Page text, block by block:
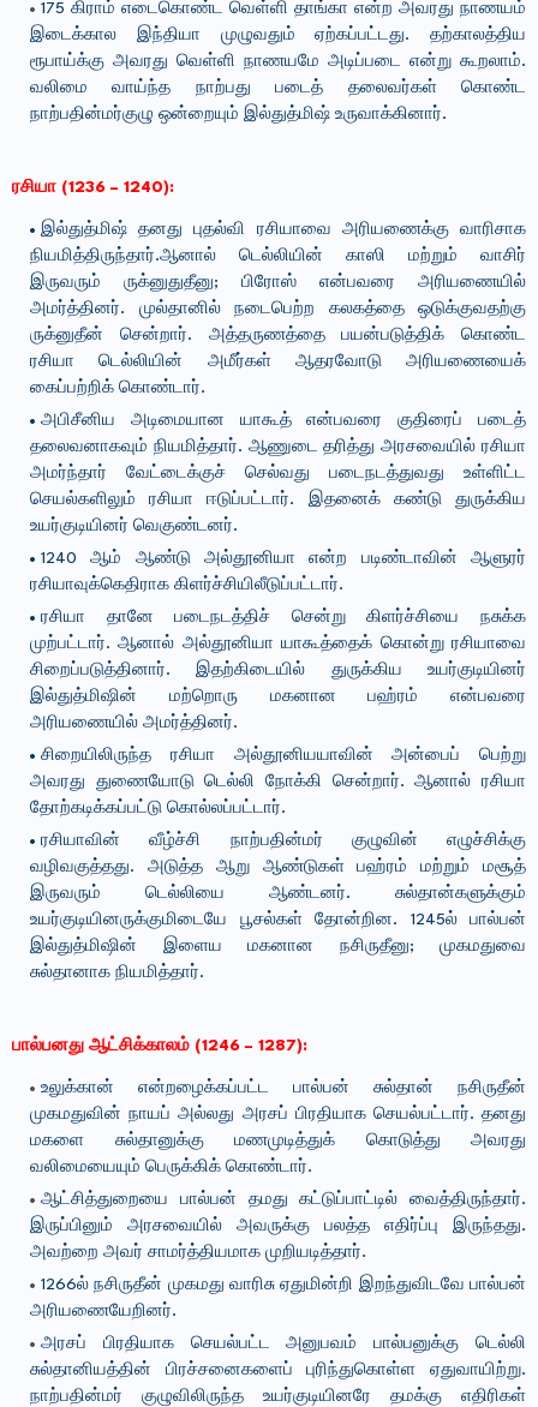
175 கிராம் எடைகொண்ட வெள்ளி தாங்கா என்ற அவரது நாணயம்
இடைக்கால இந்தியா முழுவதும் ஏற்கப்பட்டது. தற்காலத்திய
ரூபாய்க்கு அவரது வெள்ளி நாணயமே அடிப்படை என்று கூறலாம்.
வலிமை வாய்ந்த நாற்பது படைத் தலைவர்கள் கொண்ட
நாற்பதின்மர்குழு ஒன்றையும் இல்துத்மிஷ் உருவாக்கினார்.
ரசியா (1236 – 1240):
இல்துத்மிஷ் தனது புதல்வி ரசியாவை அரியணைக்கு வாரிசாக
நியமித்திருந்தார்.ஆனால் டெல்லியின் காஸி மற்றும் வாசிர்
இருவரும் ருக்னுதுதீனு; பிரோஸ் என்பவரை அரியணையில்
அமர்த்தினர். முல்தானில் நடைபெற்ற கலகத்தை ஒடுக்குவதற்கு
ருக்னுதீன் சென்றார். அத்தருணத்தை பயன்படுத்திக் கொண்ட
ரசியா டெல்லியின் அமீர்கள் ஆதரவோடு அரியணையைக்
கைப்பற்றிக் கொண்டார்.
அபிசீனிய அடிமையான யாகூத் என்பவரை குதிரைப் படைத்
தலைவனாகவும் நியமித்தார். ஆணுடை தரித்து அரசவையில் ரசியா
அமர்ந்தார் வேட்டைக்குச் செல்வது படைநடத்துவது உள்ளிட்ட
செயல்களிலும் ரசியா ஈடுப்பட்டார். இதனைக் கண்டு துருக்கிய
உயர்குடியினர் வெகுண்டனர்.
1240 ஆம் ஆண்டு அல்தூனியா என்ற படிண்டாவின் ஆளுரர்
ரசியாவுக்கெதிராக கிளர்ச்சியிலீடுப்பட்டார்.
ரசியா தானே படைநடத்திச் சென்று கிளர்ச்சியை நசுக்க
முற்பட்டார். ஆனால் அல்தூனியா யாகூத்தைக் கொன்று ரசியாவை
சிறைப்படுத்தினார். இதற்கிடையில் துருக்கிய உயர்குடியினர்
இல்துத்மிஷின் மற்றொரு மகனான பஹ்ரம் என்பவரை
அரியணையில் அமர்த்தினர்.
சிறையிலிருந்த ரசியா அல்தூனியயாவின் அன்பைப் பெற்று
அவரது துணையோடு டெல்லி நோக்கி சென்றார். ஆனால் ரசியா
தோற்கடிக்கப்பட்டு கொல்லப்பட்டார்.
ரசியாவின் வீழ்ச்சி நாற்பதின்மர் குழுவின் எழுச்சிக்கு
வழிவகுத்தது. அடுத்த ஆறு ஆண்டுகள் பஹ்ரம் மற்றும் மசூத்
இருவரும் டெல்லியை ஆண்டனர். சுல்தான்களுக்கும்
உயர்குடியினருக்குமிடையே பூசல்கள் தோன்றின. 1245ல் பால்பன்
இல்துத்மிஷின் இளைய மகனான நசிருதீனு; முகமதுவை
சுல்தானாக நியமித்தார்.
பால்பனது ஆட்சிக்காலம் (1246 – 1287):
உலுக்கான் என்றழைக்கப்பட்ட பால்பன் சுல்தான் நசிருதீன்
முகமதுவின் நாயப் அல்லது அரசப் பிரதியாக செயல்பட்டார். தனது
மகளை சுல்தானுக்கு மணமுடித்துக் கொடுத்து அவரது
வலிமையையும் பெருக்கிக் கொண்டார்.
ஆட்சித்துறையை பால்பன் தமது கட்டுப்பாட்டில் வைத்திருந்தார்.
இருப்பினும் அரசவையில் அவருக்கு பலத்த எதிர்ப்பு இருந்தது.
அவற்றை அவர் சாமர்த்தியமாக முறியடித்தார்.
1266ல் நசிருதீன் முகமது வாரிசு ஏதுமின்றி இறந்துவிடவே பால்பன்
அரியணையேறினர்.
அரசப் பிரதியாக செயல்பட்ட அனுபவம் பால்பனுக்கு டெல்லி
சுல்தானியத்தின் பிரச்சனைகளைப் புரிந்துகொள்ள ஏதுவாயிற்று.
நாற்பதின்மர் குழுவிலிருந்த உயர்குடியினரே தமக்கு எதிரிகள்